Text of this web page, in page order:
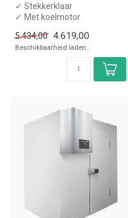
✓ Stekkerklaar
✓ Met koelmotor
✓ 4,48m³ volume
✓ Breedt...
5.434,00 4.619,00
Beschikbaarheid laden..